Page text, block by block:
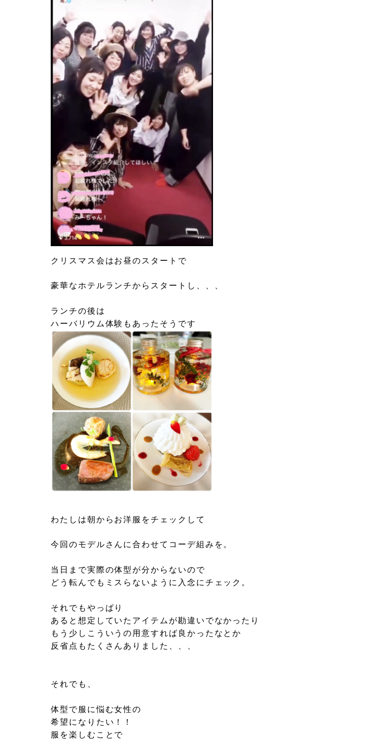
クリスマス会はお昼のスタートで
豪華なホテルランチからスタートし、、、
ランチの後は
ハーバリウム体験もあったそうです
わたしは朝からお洋服をチェックして
今回のモデルさんに合わせてコーデ組みを。
当日まで実際の体型が分からないので
どう転んでもミスらないように入念にチェック。
それでもやっぱり
あると想定していたアイテムが勘違いでなかったり
もう少しこういうの用意すれば良かったなとか
反省点もたくさんありました、、、
それでも、
体型で服に悩む女性の
希望になりたい！！
服を楽しむことで